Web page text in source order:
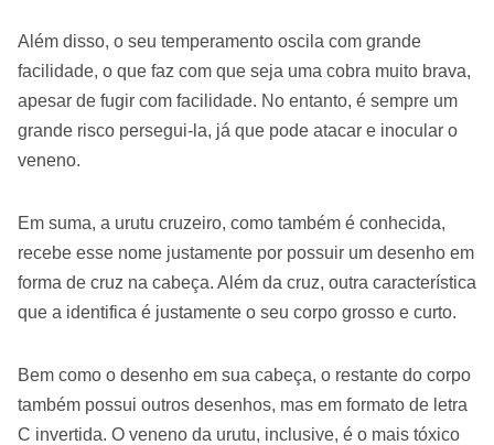
Além disso, o seu temperamento oscila com grande
facilidade, o que faz com que seja uma cobra muito brava,
apesar de fugir com facilidade. No entanto, é sempre um
grande risco persegui-la, já que pode atacar e inocular o
veneno.
Em suma, a urutu cruzeiro, como também é conhecida,
recebe esse nome justamente por possuir um desenho em
forma de cruz na cabeça. Além da cruz, outra característica
que a identifica é justamente o seu corpo grosso e curto.
Bem como o desenho em sua cabeça, o restante do corpo
também possui outros desenhos, mas em formato de letra
C invertida. O veneno da urutu, inclusive, é o mais tóxico